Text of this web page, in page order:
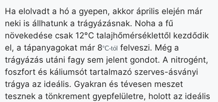
Ha elolvadt a hó a gyepen, akkor április elején már
neki is állhatunk a trágyázásnak. Noha a fű
növekedése csak 12°C talajhőmérséklettől kezdődik
el, a tápanyagokat már 8°C-tól felveszi. Még a
trágyázás utáni fagy sem jelent gondot. A nitrogént,
foszfort és káliumsót tartalmazó szerves-ásványi
trágya az ideális. Gyakran és tévesen meszet
tesznek a tönkrement gyepfelületre, holott az ideális